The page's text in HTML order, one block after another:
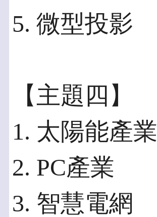
5. 微型投影
【主題四】
1. 太陽能產業
2. PC產業
3. 智慧電網